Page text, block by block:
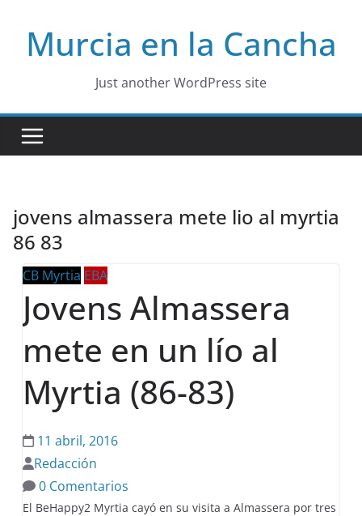
contentMurcia en la Cancha
Just another WordPress site
jovens almassera mete lio al myrtia
86 83
CB Myrtia EBA
Jovens Almassera
mete en un lío al
Myrtia (86-83)
11 abril, 2016
Redacción
0 Comentarios
El BeHappy2 Myrtia cayó en su visita a Almassera por tres